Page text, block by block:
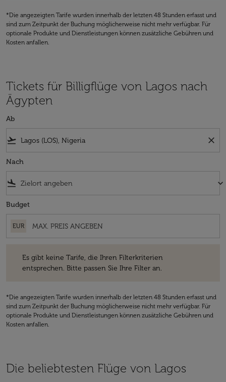
*Die angezeigten Tarife wurden innerhalb der letzten 48 Stunden erfasst und
sind zum Zeitpunkt der Buchung möglicherweise nicht mehr verfügbar. Für
optionale Produkte und Dienstleistungen können zusätzliche Gebühren und
Kosten anfallen.
Tickets für Billigflüge von Lagos nach
Ägypten
Ab
flight_takeoff close
Nach
flight_land keyboard_arrow_down
Budget
EUR
Es gibt keine Tarife, die Ihren Filterkriterien
entsprechen. Bitte passen Sie Ihre Filter an.
*Die angezeigten Tarife wurden innerhalb der letzten 48 Stunden erfasst und
sind zum Zeitpunkt der Buchung möglicherweise nicht mehr verfügbar. Für
optionale Produkte und Dienstleistungen können zusätzliche Gebühren und
Kosten anfallen.
Die beliebtesten Flüge von Lagos